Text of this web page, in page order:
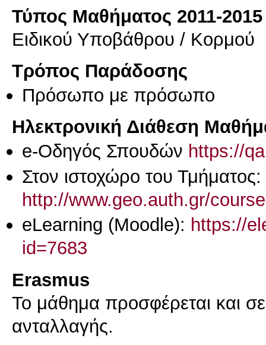
Τύπος Μαθήματος 2011-2015
Ειδικού Υποβάθρου / Κορμού
Τρόπος Παράδοσης
Πρόσωπο με πρόσωπο
Ηλεκτρονική Διάθεση
e-Οδηγός Σπουδών https://
Στον ιστοχώρο του Τμήματος:
http://www.geo.auth.gr/
eLearning (Moodle): https://
id=7683
Erasmus
Το μάθημα προσφέρεται και
ανταλλαγής.